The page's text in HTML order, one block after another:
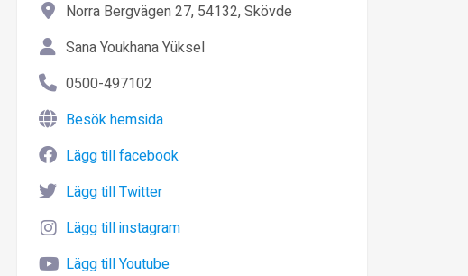
Norra Bergvägen 27, 54132, Skövde
Sana Youkhana Yüksel
0500-497102
Besök hemsida
Lägg till facebook
Lägg till Twitter
Lägg till instagram
Lägg till Youtube